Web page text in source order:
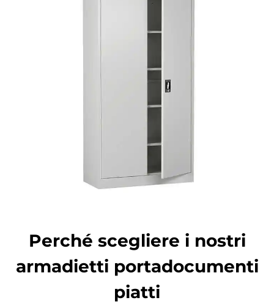
Perché scegliere i nostri
armadietti portadocumenti
piatti